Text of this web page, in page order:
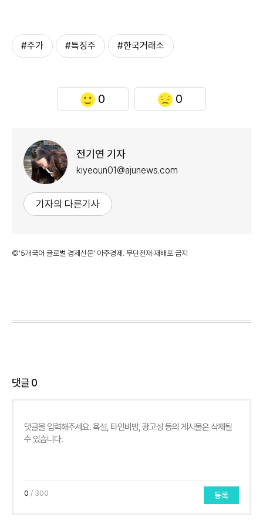
#주가 #특징주 #한국거래소
0 0
전기연 기자
kiyeoun01@ajunews.com
기자의 다른기사
©'5개국어 글로벌 경제신문' 아주경제. 무단전재·재배포 금지
댓글0
0 / 300 등록